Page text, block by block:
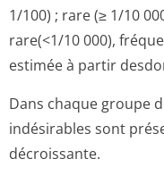
1/100) ; rare (≥ 1/10
rare(<1/10 000),
estimée à partir
Dans chaque groupe
indésirables sont
décroissante.